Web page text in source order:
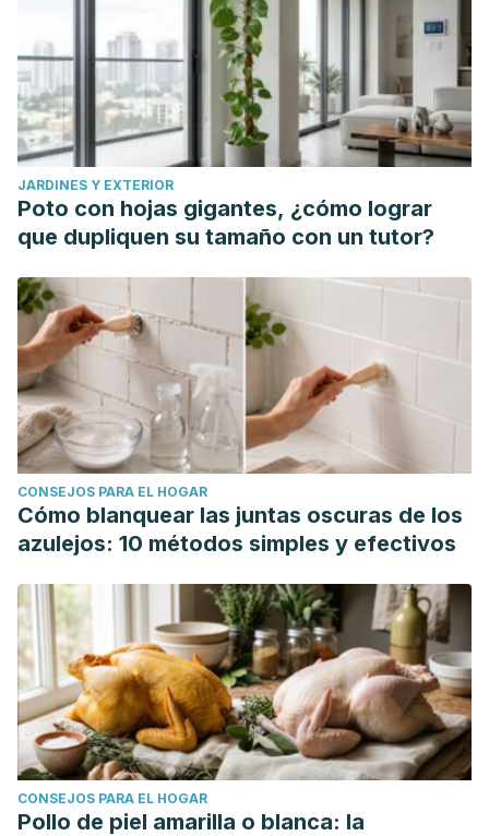
JARDINES Y EXTERIOR
Poto con hojas gigantes, ¿cómo lograr
que dupliquen su tamaño con un tutor?
CONSEJOS PARA EL HOGAR
Cómo blanquear las juntas oscuras de los
azulejos: 10 métodos simples y efectivos
CONSEJOS PARA EL HOGAR
Pollo de piel amarilla o blanca: la